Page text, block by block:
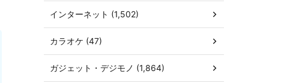
インターネット (1,502)
カラオケ (47)
ガジェット・デジモノ (1,864)